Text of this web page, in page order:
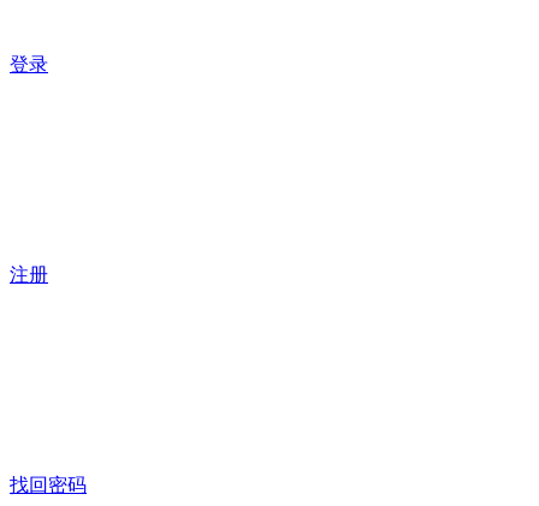
登录
注册
找回密码